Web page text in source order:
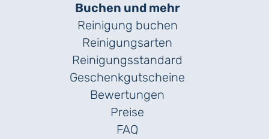
Buchen und mehr
Reinigung buchen
Reinigungsarten
Reinigungs­standard
Geschenk­gutscheine
Bewertungen
Preise
FAQ